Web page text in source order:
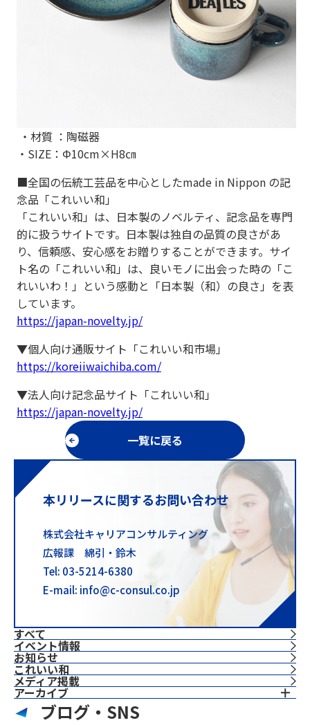
すべて
イベント情報
お知らせ
これいい和
⁨⁩メディア掲載
アーカイブ
・材質 ：陶磁器
・SIZE：Φ10cm×H8㎝
■全国の伝統工芸品を中心としたmade in Nippon の記
念品「これいい和」
「これいい和」は、日本製のノベルティ、記念品を専門
的に扱うサイトです。日本製は独自の品質の良さがあ
り、信頼感、安心感をお贈りすることができます。サイ
ト名の「これいい和」は、良いモノに出会った時の「こ
れいいわ！」という感動と「日本製（和）の良さ」を表
しています。
https://japan-novelty.jp/
▼個人向け通販サイト「これいい和市場」
https://koreiiwaichiba.com/
▼法人向け記念品サイト「これいい和」
https://japan-novelty.jp/
一覧に戻る
本リリースに関するお問い合わせ
株式会社キャリアコンサルティング
広報課 綿引・鈴木
Tel: 03-5214-6380
E-mail: info@c-consul.co.jp
ブログ・SNS